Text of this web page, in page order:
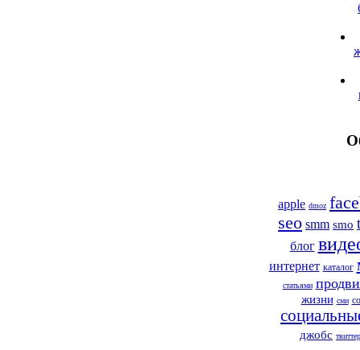
apple dmoz
seo smm smo
блог
интернет каталог
статьями
жизни сми
джобс твиттер